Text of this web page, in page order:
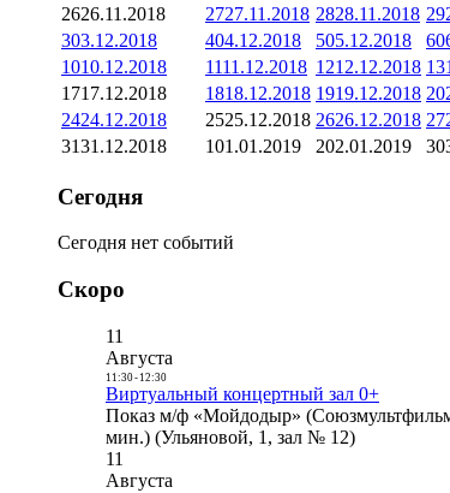
2626.11.2018 2727.11.2018 2828.11.2018 29
303.12.2018 404.12.2018 505.12.2018 6
1010.12.2018 1111.12.2018 1212.12.2018 13
1717.12.2018 1818.12.2018 1919.12.2018 20
2424.12.2018 2525.12.2018 2626.12.2018 27
3131.12.2018 101.01.2019 202.01.2019 3
Сегодня
Сегодня нет событий
Скоро
11
Августа
11:30- 12:30
Виртуальный концертный зал 0+
Показ м/ф «Мойдодыр»
мин.) (Ульяновой, 1, зал № 12)
11
Августа